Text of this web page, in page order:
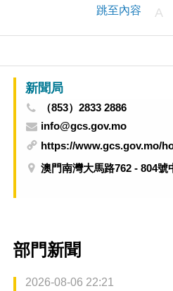
跳至內容 A
新聞局
（853）2833 2886
info@gcs.gov.mo
https://www.gcs.gov.mo/
澳門南灣大馬路762 - 804號
部門新聞
2026-08-06 22:21